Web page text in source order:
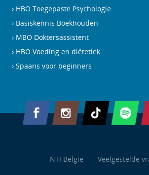
HBO Toegepaste Psychologie
Basiskennis Boekhouden
MBO Doktersassistent
HBO Voeding en diëtetiek
Spaans voor beginners
NTI België
Veelgestelde